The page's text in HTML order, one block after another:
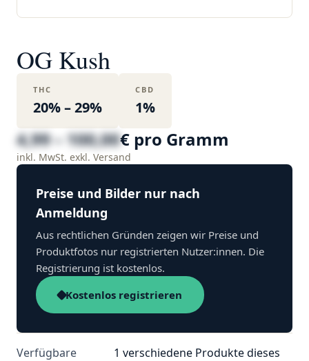
OG Kush
THC
20% – 29%
CBD
1%
4,99 – 100,00€ pro Gramm
inkl. MwSt. exkl. Versand
Preise und Bilder nur nach
Anmeldung
Aus rechtlichen Gründen zeigen wir Preise und
Produktfotos nur registrierten Nutzer:innen. Die
Registrierung ist kostenlos.
Kostenlos registrieren
Verfügbare
1 verschiedene Produkte dieses